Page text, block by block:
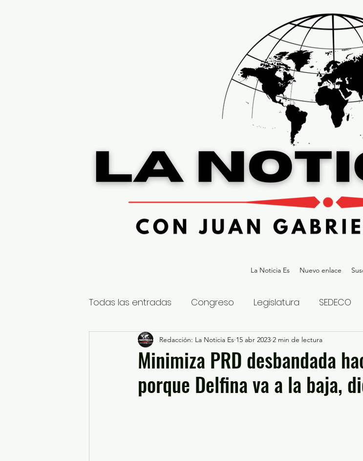
La Noticia Es Nuevo enlace
Todas las entradas Congreso Legislatura SEDECO
Nacional Estatal Gubernatura Edoméx
Educación y Cultura Seguridad y Justicia Denuncia
Minimiza PRD desbandada
porque Delfina va a la baja,
Redacción: La Noticia Es 15 abr 2023 2 min de lectura